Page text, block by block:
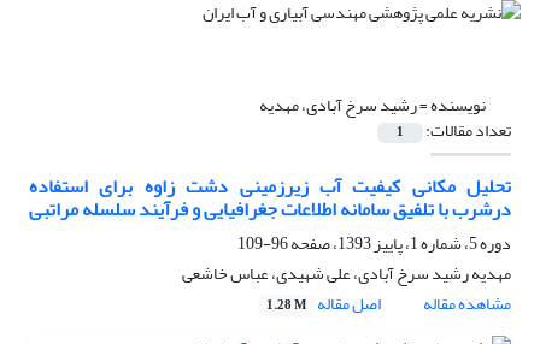
نویسنده =رشید سرخ آبادی، مهدیه
تعداد مقالات: 1
تحلیل مکانی کیفیت آب زیرزمینی دشت زاوه برای استفاده
درشرب با تلفیق سامانه اطلاعات جغرافیایی و فرآیند سلسله مراتبی
دوره 5، شماره 1، پاییز 1393، صفحه
96-109
مهدیه رشید سرخ آبادی، علی شهیدی، عباس خاشعی
مشاهده مقاله
اصل مقاله 1.28 M